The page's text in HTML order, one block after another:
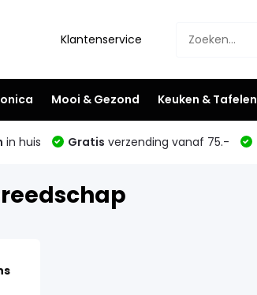
Klantenservice
Mooi & Gezond Keuken & Tafelen
in huis Gratis verzending vanaf 75.-